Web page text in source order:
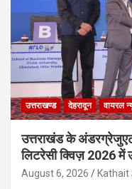
उत्तराखण्ड देहरादून वायरल
उत्तराखंड के अंडरग्रेजुएट
लिटरेसी क्विज़ 2026 में
August 6, 2026 Kathait